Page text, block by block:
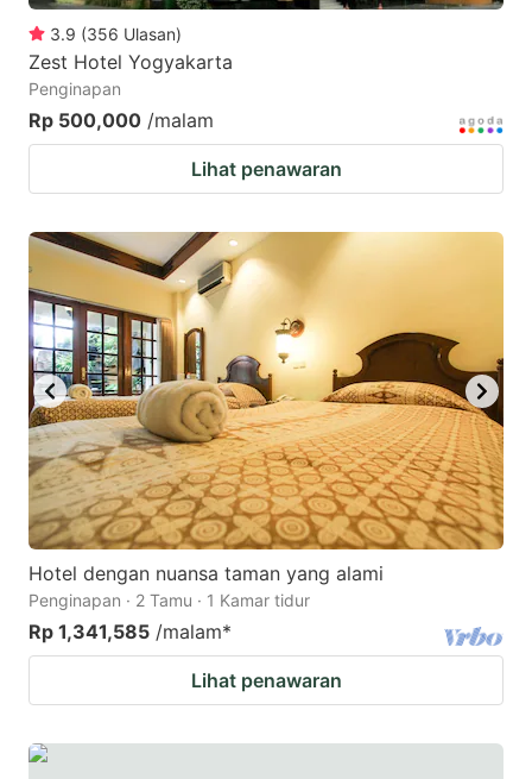
3.9 (356 Ulasan)
Zest Hotel Yogyakarta
Penginapan
Rp 500,000 /malam
Lihat penawaran
Hotel dengan nuansa taman yang alami
Penginapan · 2 Tamu · 1 Kamar tidur
Rp 1,341,585 /malam*
Lihat penawaran